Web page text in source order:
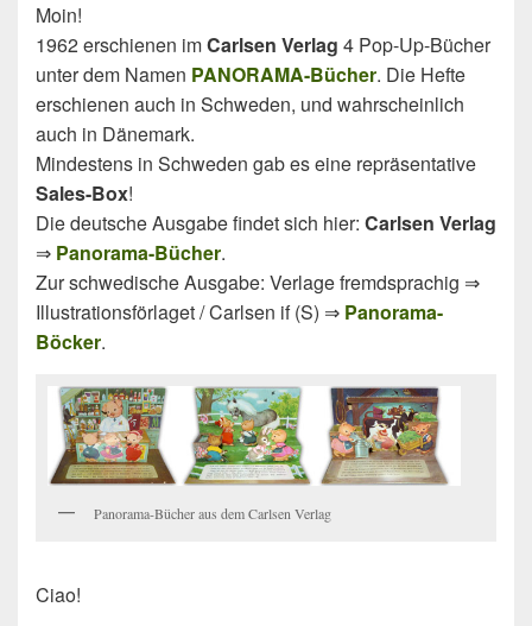
Moin!
1962 erschienen imCarlsen Verlag 4 Pop-Up-Bücher
unter dem Namen PANORAMA-Bücher. Die Hefte
erschienen auch in Schweden, und wahrscheinlich
auch in Dänemark.
Mindestens in Schweden gab es eine repräsentative
Sales-Box!
Die deutsche Ausgabe findet sich hier: Carlsen Verlag
⇒ Panorama-Bücher.
Zur schwedische Ausgabe: Verlage fremdsprachig ⇒
Illustrationsförlaget / Carlsen if (S) ⇒ Panorama-
Böcker.
Panorama-Bücher aus dem Carlsen Verlag
Ciao!